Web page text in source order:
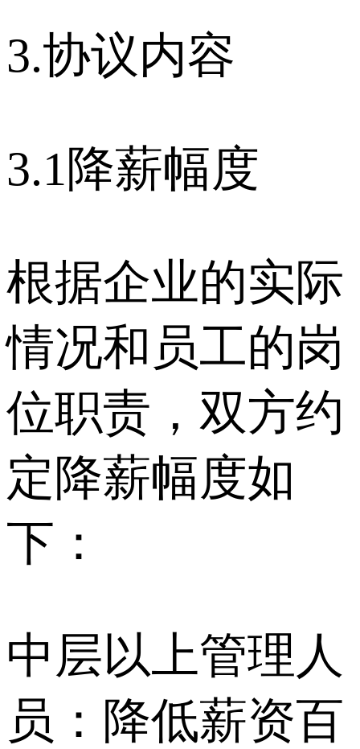
3.协议内容
3.1降薪幅度
根据企业的实际
情况和员工的岗
位职责，双方约
定降薪幅度如
下：
中层以上管理人
员：降低薪资百